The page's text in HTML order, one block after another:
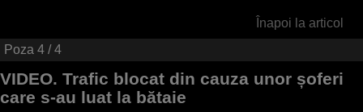
Înapoi la articol
Poza 4 / 4
VIDEO. Trafic blocat din cauza unor șoferi
care s-au luat la bătaie